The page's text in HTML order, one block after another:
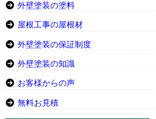
外壁塗装の塗料
屋根工事の屋根材
外壁塗装の保証制度
外壁塗装の知識
お客様からの声
無料お見積